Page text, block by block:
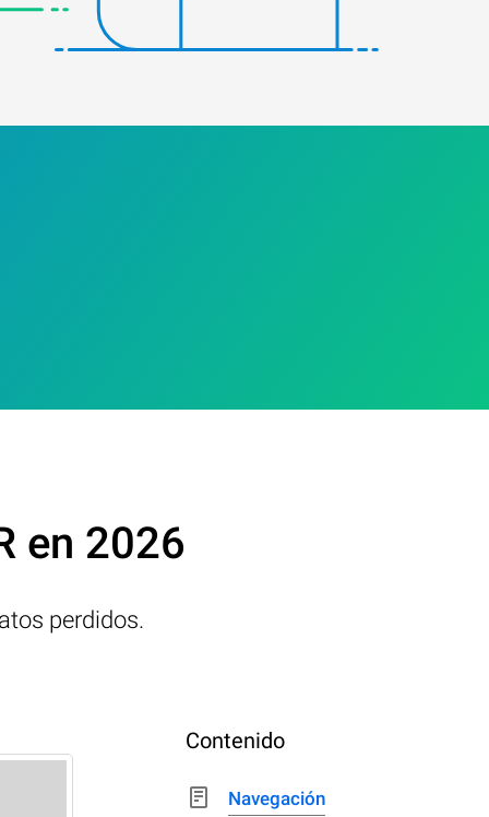
en 2026
perdidos.
Contenido
Navegación